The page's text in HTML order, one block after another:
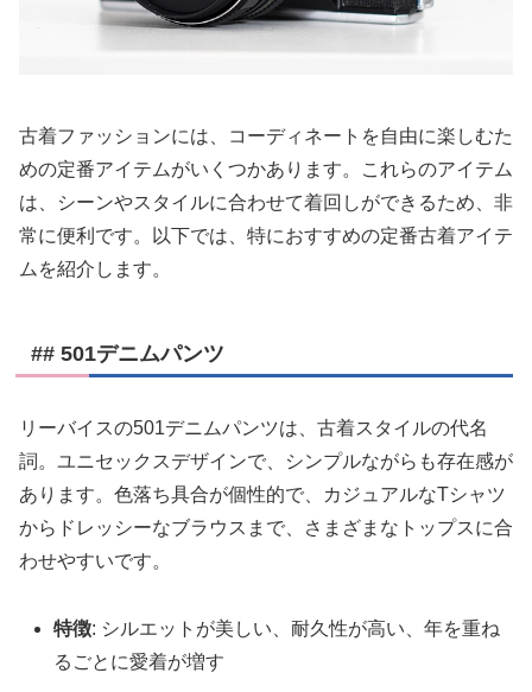
古着ファッションには、コーディネートを自由に楽しむた
めの定番アイテムがいくつかあります。これらのアイテム
は、シーンやスタイルに合わせて着回しができるため、非
常に便利です。以下では、特におすすめの定番古着アイテ
ムを紹介します。
## 501デニムパンツ
リーバイスの501デニムパンツは、古着スタイルの代名
詞。ユニセックスデザインで、シンプルながらも存在感が
あります。色落ち具合が個性的で、カジュアルなTシャツ
からドレッシーなブラウスまで、さまざまなトップスに合
わせやすいです。
特徴: シルエットが美しい、耐久性が高い、年を重ね
るごとに愛着が増す